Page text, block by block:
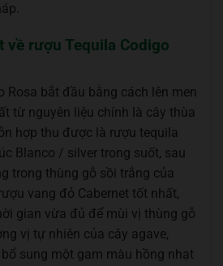
về rượu Tequila Codigo
Rosa bắt đầu bằng cách lên men
từ nguyên liệu chính là cây thùa
hợp thu được là rượu tequila
Blanco / silver trong suốt, sau
trong thùng gỗ sồi trắng của
vang đỏ Cabernet tốt nhất,
gian vừa đủ để mùi vị thùng gỗ
vị tự nhiên của cây agave,
sung một gam màu hồng nhạt